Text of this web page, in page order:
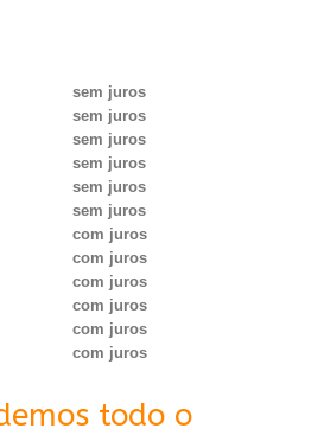
sem juros
sem juros
sem juros
sem juros
sem juros
sem juros
com juros
com juros
com juros
com juros
com juros
com juros
todo o